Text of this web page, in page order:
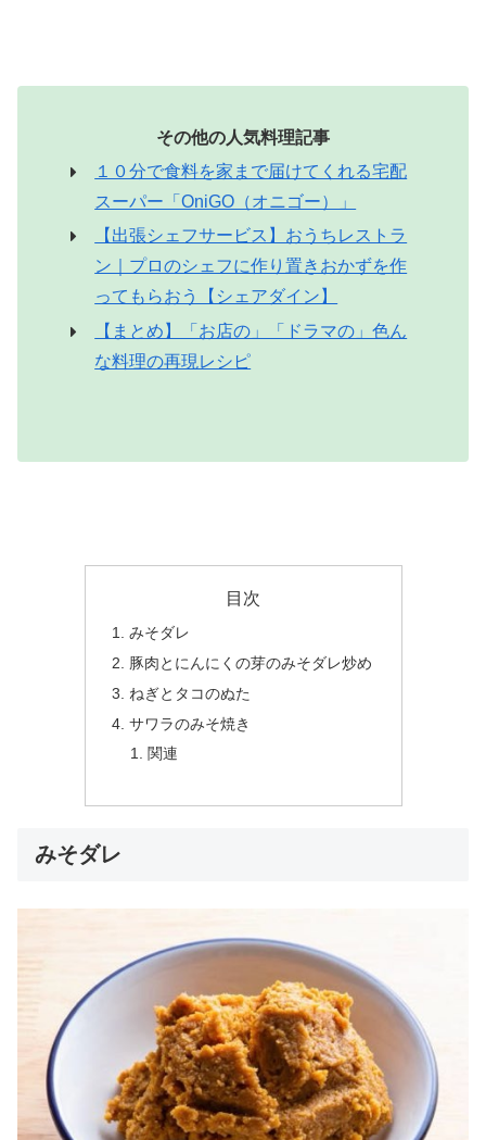
その他の人気料理記事
１０分で食料を家まで届けてくれる宅配
スーパー「OniGO（オニゴー）」
【出張シェフサービス】おうちレストラ
ン｜プロのシェフに作り置きおかずを作
ってもらおう【シェアダイン】
【まとめ】「お店の」「ドラマの」色ん
な料理の再現レシピ
目次
みそダレ
豚肉とにんにくの芽のみそダレ炒め
ねぎとタコのぬた
サワラのみそ焼き
関連
みそダレ